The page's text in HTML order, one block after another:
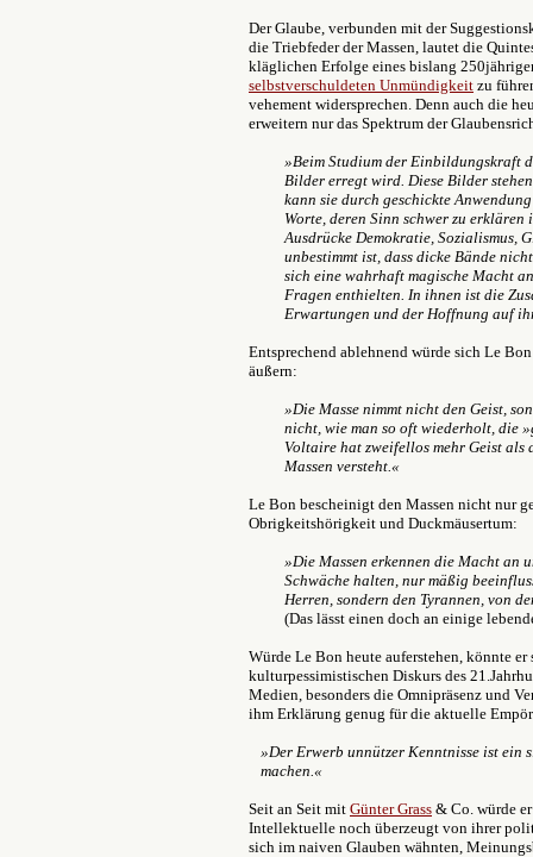
Der Glaube, verbunden mit der
die Triebfeder der Massen, lautet die
kläglichen Erfolge eines bislang
selbstverschuldeten Unmündigkeit zu
vehement widersprechen. Denn auch die
erweitern nur das Spektrum der
»Beim Studium der Einbildungskraft
Bilder erregt wird. Diese Bilder
kann sie durch geschickte
Worte, deren Sinn schwer zu
Ausdrücke Demokratie, Sozialismus,
unbestimmt ist, dass dicke Bände
sich eine wahrhaft magische Macht
Fragen enthielten. In ihnen ist die
Erwartungen und der Hoffnung auf
Entsprechend ablehnend würde sich Le
äußern:
»Die Masse nimmt nicht den Geist,
nicht, wie man so oft wiederholt, die
Voltaire hat zweifellos mehr Geist als
Massen versteht.«
Le Bon bescheinigt den Massen nicht nur
Obrigkeitshörigkeit und Duckmäusertum:
»Die Massen erkennen die Macht an
Schwäche halten, nur mäßig
Herren, sondern den Tyrannen, von
(Das lässt einen doch an einige
Würde Le Bon heute auferstehen, könnte
kulturpessimistischen Diskurs des
Medien, besonders die Omnipräsenz und
ihm Erklärung genug für die aktuelle
»Der Erwerb unnützer Kenntnisse ist ein
machen.«
Seit an Seit mit Günter Grass & Co. würde
Intellektuelle noch überzeugt von ihrer
sich im naiven Glauben wähnten,